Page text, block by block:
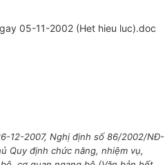
05-11-2002 (Het hieu luc).doc
12-2007, Nghị định số 86/2002/NĐ-
Quy định chức năng, nhiệm vụ,